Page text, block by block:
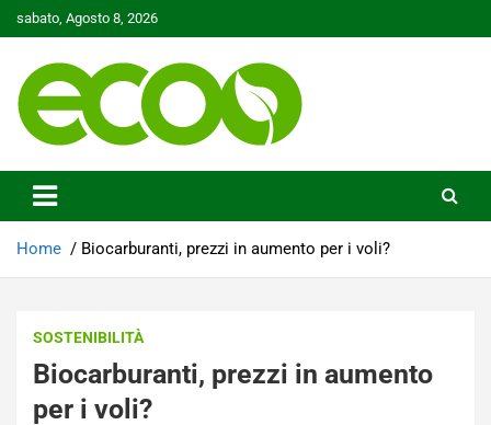
to
sabato, Agosto 8, 2026
Ecoo.it
Home Biocarburanti, prezzi in aumento per i voli?
SOSTENIBILITÀ
Biocarburanti, prezzi in aumento
per i voli?